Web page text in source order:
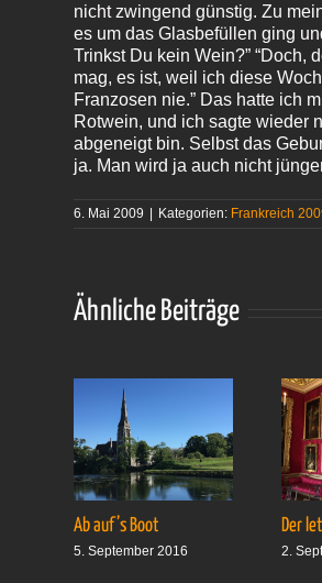
nicht zwingend günstig. Zu
es um das Glasbefüllen ging
Trinkst Du kein Wein?” “Doch,
mag, es ist, weil ich diese
Franzosen nie.” Das hatte ich
Rotwein, und ich sagte wieder
abgeneigt bin. Selbst das
ja. Man wird ja auch nicht
6. Mai 2009 | Kategorien: Frankreich
Ähnliche Beiträge
Ab auf’s Boot
5. September 2016
Der
2.